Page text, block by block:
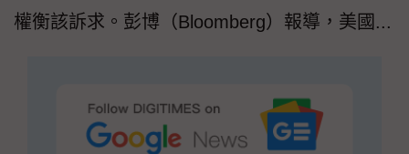
權衡該訴求。彭博（Bloomberg）報導，美國...